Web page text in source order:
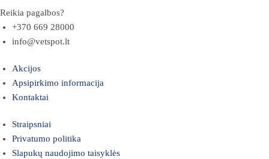
Reikia pagalbos?
+370 669 28000
info@vetspot.lt
Akcijos
Apsipirkimo informacija
Kontaktai
Straipsniai
Privatumo politika
Slapukų naudojimo taisyklės